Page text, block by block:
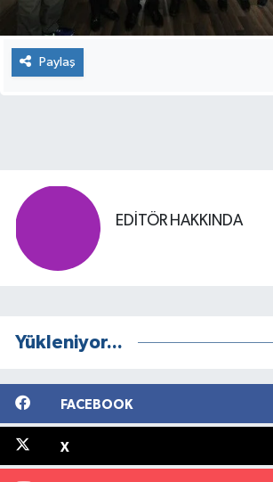
Paylaş
EDITÖR HAKKINDA
Yükleniyor...
FACEBOOK
X